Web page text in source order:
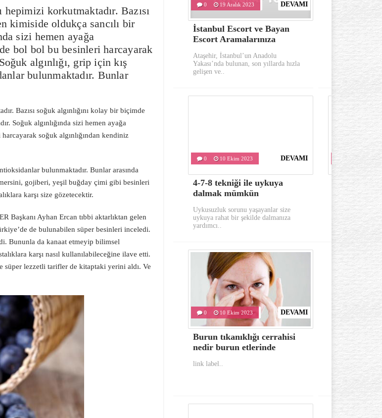
korkutmaktadır. Bazısı
kimiside oldukça sancılı bir
sizi hemen ayağa
bol bol bu besinleri harcayarak
algınlığı, grip için kış
bulunmaktadır. Bunlar
Bazısı soğuk algınlığını kolay bir biçimde
Soğuk algınlığında sizi hemen ayağa
soğuk algınlığından kendiniz
bulunmaktadır. Bunlar arasında
gojiberi, yeşil buğday çimi gibi besinleri
karşı size gözetecektir.
Başkanı Ayhan Ercan tıbbi aktarlıktan gelen
de bulunabilen süper besinleri inceledi.
Bununla da kanaat etmeyip bilimsel
karşı nasıl kullanılabileceğine ilave etti.
süper lezzetli tarifler de kitaptaki yerini aldı. Ve
DEVAMI
0 19 Aralık 2023
İstanbul Escort ve Bayan
Escort Aramalarınıza
Ataşehir, İstanbul’un Anadolu
Yakası’nda bulunan, son yıllarda hızla
gelişen ve..
10
Göz
oluşumu
Göz
önemli
DEVAMI
0 10 Ekim 2023
4-7-8 tekniği ile uykuya
dalmak mümkün
Uykusuzluk sorunu yaşayanlar size
uykuya rahat bir şekilde dalmanıza
yardımcı..
0 10 Ekim
Varis
aylarında
Gerek görünümü
oldukça dikkat
hastalıklardan..
DEVAMI
0 10 Ekim 2023
Burun tıkanıklığı cerrahisi
nedir burun etlerinde
link label..
0
İlk yardım
link label..